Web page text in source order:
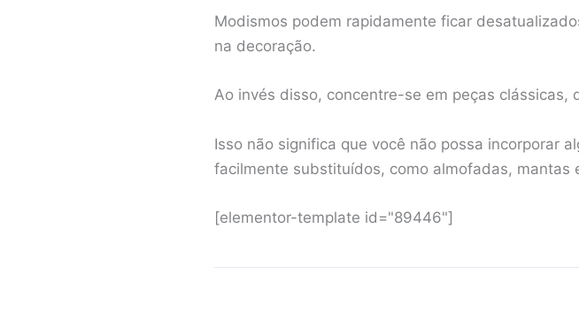
Modismos podem rapidamente ficar
na decoração.
Ao invés disso, concentre-se em peças clássicas,
Isso não significa que você não possa incorporar
facilmente substituídos, como almofadas, mantas
[elementor-template id="89446"]